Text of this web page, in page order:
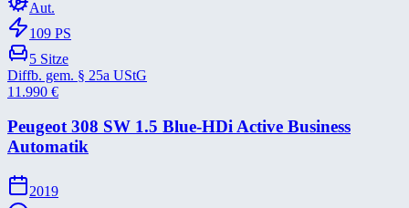
Aut.
109 PS
5 Sitze
Diffb. gem. § 25a UStG
11.990 €
Peugeot 308 SW 1.5 Blue-​HDi Active Business
Automatik
2019